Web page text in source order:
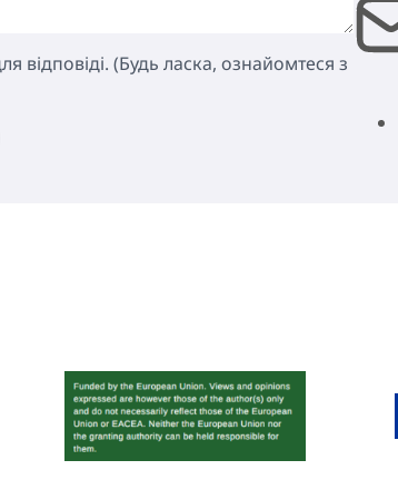
відповіді. (Будь ласка, ознайомтеся з